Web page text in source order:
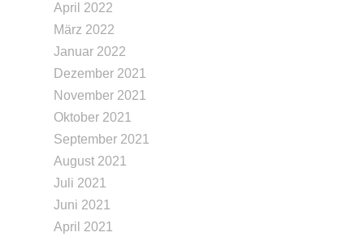
April 2022
März 2022
Januar 2022
Dezember 2021
November 2021
Oktober 2021
September 2021
August 2021
Juli 2021
Juni 2021
April 2021